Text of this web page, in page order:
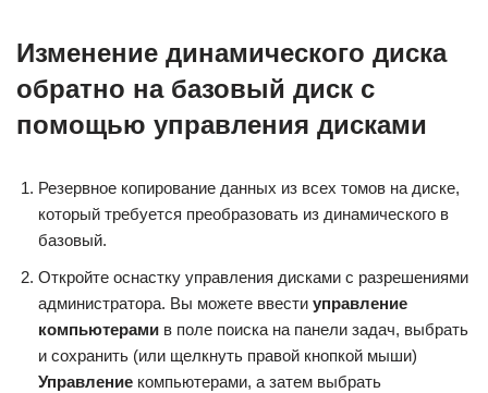
Изменение динамического диска
обратно на базовый диск с
помощью управления дисками
Резервное копирование данных из всех томов на диске,
который требуется преобразовать из динамического в
базовый.
Откройте оснастку управления дисками с разрешениями
администратора. Вы можете ввести управление
компьютерами в поле поиска на панели задач, выбрать
и сохранить (или щелкнуть правой кнопкой мыши)
Управление компьютерами, а затем выбрать